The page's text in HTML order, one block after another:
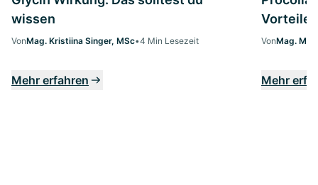
wissen
VonMag. Kristiina Singer, MSc•4 Min Lesezeit
Mehr erfahren
Vorteile
VonMag.
Mehr